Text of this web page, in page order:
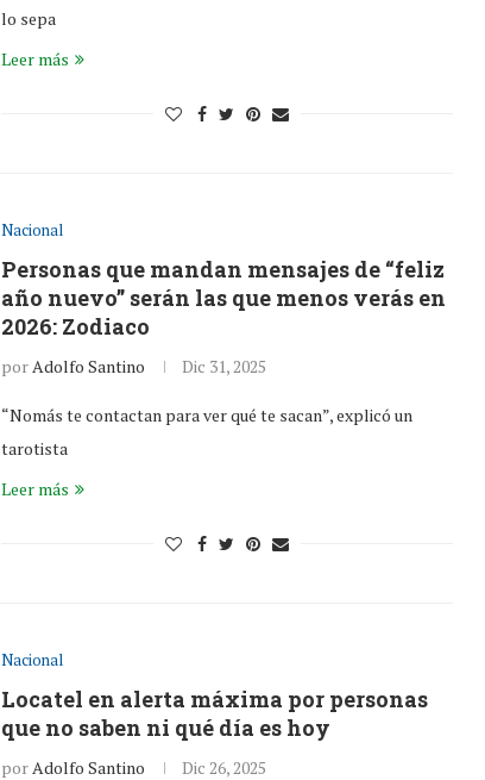
lo sepa
Leer más
Nacional
Personas que mandan mensajes de “feliz
año nuevo” serán las que menos verás en
2026: Zodiaco
porAdolfo Santino Dic 31, 2025
“Nomás te contactan para ver qué te sacan”, explicó un
tarotista
Leer más
Nacional
Locatel en alerta máxima por personas
que no saben ni qué día es hoy
porAdolfo Santino Dic 26, 2025